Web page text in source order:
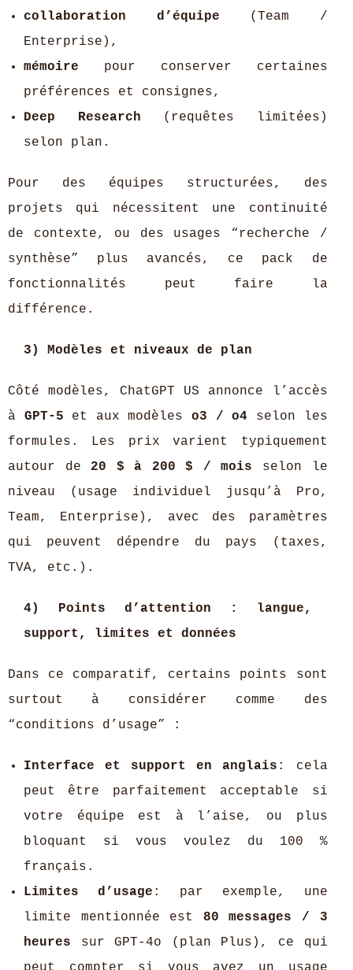
collaboration d’équipe (Team /
Enterprise),
mémoire pour conserver certaines
préférences et consignes,
Deep Research (requêtes limitées)
selon plan.
Pour des équipes structurées, des
projets qui nécessitent une continuité
de contexte, ou des usages “recherche /
synthèse” plus avancés, ce pack de
fonctionnalités peut faire la
différence.
3) Modèles et niveaux de plan
Côté modèles, ChatGPT US annonce l’accès
à GPT-5 et aux modèleso3 / o4 selon les
formules. Les prix varient typiquement
autour de 20 $ à 200 $ / mois selon le
niveau (usage individuel jusqu’à Pro,
Team, Enterprise), avec des paramètres
qui peuvent dépendre du pays (taxes,
TVA, etc.).
4) Points d’attention : langue,
support, limites et données
Dans ce comparatif, certains points sont
surtout à considérer comme des
“conditions d’usage” :
Interface et support en anglais : cela
peut être parfaitement acceptable si
votre équipe est à l’aise, ou plus
bloquant si vous voulez du 100 %
français.
Limites d’usage : par exemple, une
limite mentionnée est 80 messages / 3
heures sur GPT-4o (plan Plus), ce qui